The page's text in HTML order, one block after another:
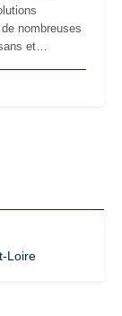
nombreuses
et
règles
Loire